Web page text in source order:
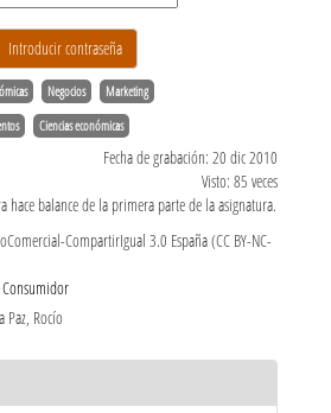
Negocios Marketing
Ciencias económicas
Fecha de grabación: 20 dic 2010
Visto: 85 veces
hace balance de la primera parte de la asignatura.
CompartirIgual 3.0 España (CC BY-NC-
Paz, Rocío